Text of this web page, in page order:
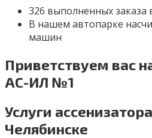
326 выполненных заказа
В нашем автопарке
машин
Приветствуем вас
АС-ИЛ №1
Услуги
Челябинске